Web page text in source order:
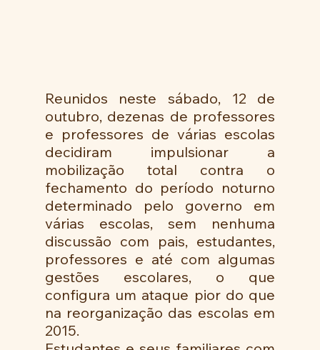
Reunidos neste sábado, 12 de
outubro, dezenas de professores
e professores de várias escolas
decidiram impulsionar a
mobilização total contra o
fechamento do período noturno
determinado pelo governo em
várias escolas, sem nenhuma
discussão com pais, estudantes,
professores e até com algumas
gestões escolares, o que
configura um ataque pior do que
na reorganização das escolas em
2015.